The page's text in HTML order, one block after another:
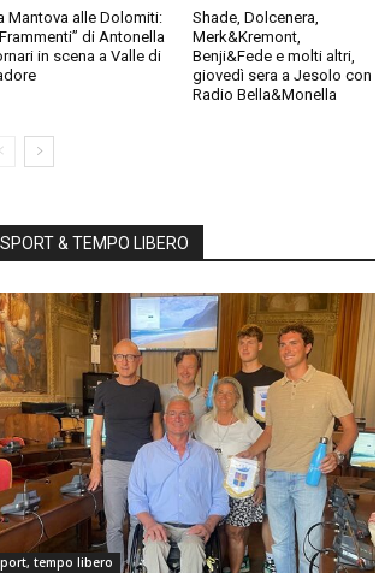
Mantova alle Dolomiti:
di Antonella
in scena a Valle di
Shade, Dolcenera,
Merk&Kremont,
Benji&Fede e molti altri,
giovedì sera a Jesolo con
Radio Bella&Monella
SPORT & TEMPO LIBERO
tempo libero